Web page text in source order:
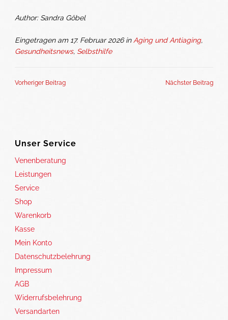
Author: Sandra Göbel
Eingetragen am 17. Februar 2026 in Aging und Antiaging,
Gesundheitsnews, Selbsthilfe
Vorheriger Beitrag Nächster Beitrag
Unser Service
Venenberatung
Leistungen
Service
Shop
Warenkorb
Kasse
Mein Konto
Datenschutzbelehrung
Impressum
AGB
Widerrufsbelehrung
Versandarten